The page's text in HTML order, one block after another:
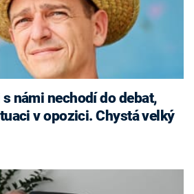
námi nechodí do debat,
v opozici. Chystá velký